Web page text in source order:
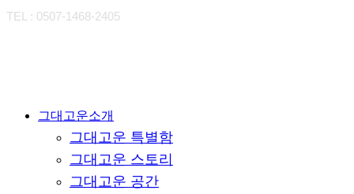
TEL : 0507-1468-2405
Close 그대고운소개
그대고운 특별함
그대고운 스토리
그대고운 공간